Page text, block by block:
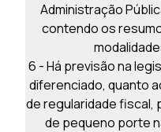
Administração
contendo os
6 - Há previsão na
diferenciado, quanto
de regularidade fiscal,
de pequeno porte